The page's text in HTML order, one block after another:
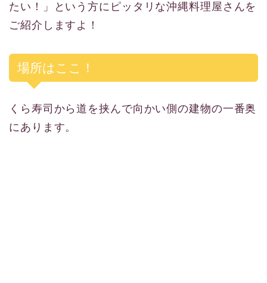
たい！」という方にピッタリな沖縄料理屋さんを
ご紹介しますよ！
場所はここ！
くら寿司から道を挟んで向かい側の建物の一番奥
にあります。